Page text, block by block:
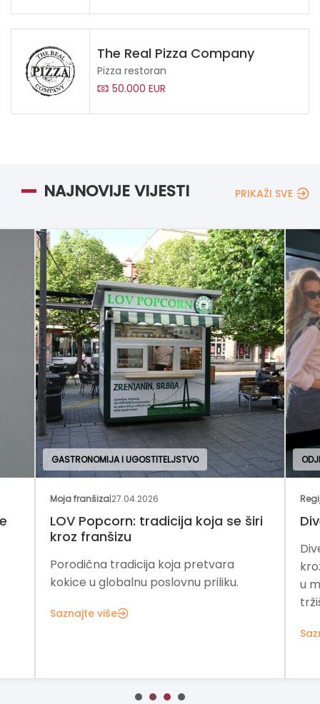
The Real Pizza Company
Pizza restoran
50.000 EUR
NAJNOVIJE VIJESTI PRIKAŽI SVE
GASTRONOMIJA I UGOSTITELJSTVO
Moja franšiza|27.04.2026
LOV Popcorn: tradicija koja se širi
kroz franšizu
Porodična tradicija koja pretvara
kokice u globalnu poslovnu priliku.
Saznajte više
u